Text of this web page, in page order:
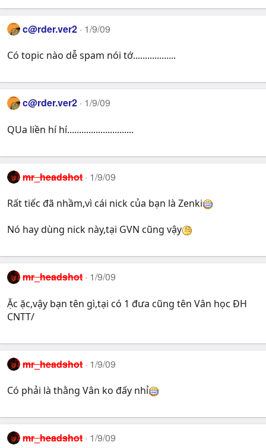
c@rder.ver2 1/9/09
Có topic nào dễ spam nói tớ..................
c@rder.ver2 1/9/09
QUa liền hí hí............................
mr_headshot 1/9/09
Rất tiếc đã nhầm,vì cái nick của bạn là Zenki
Nó hay dùng nick này,tại GVN cũng vậy
mr_headshot 1/9/09
Ặc ặc,vậy bạn tên gì,tại có 1 đưa cũng tên Vân học ĐH
CNTT/
mr_headshot 1/9/09
Có phải là thằng Vân ko đấy nhỉ
mr_headshot 1/9/09